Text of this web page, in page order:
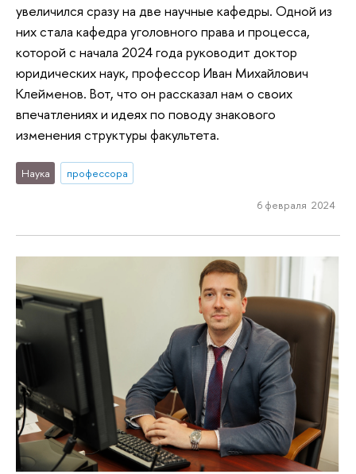
увеличился сразу на две научные кафедры. Одной из
них стала кафедра уголовного права и процесса,
которой с начала 2024 года руководит доктор
юридических наук, профессор Иван Михайлович
Клейменов. Вот, что он рассказал нам о своих
впечатлениях и идеях по поводу знакового
изменения структуры факультета.
Наука профессора
6 февраля 2024